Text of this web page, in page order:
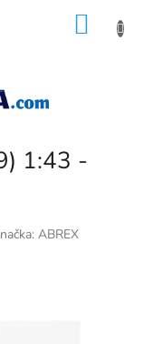
1:43 -
ABREX